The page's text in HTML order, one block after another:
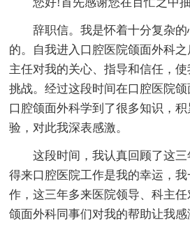
辞职信。我是怀着十分复杂
的。自我进入口腔医院颌面外科
主任对我的关心、指导和信任，
挑战。经过这段时间在口腔医院
口腔颌面外科学到了很多知识，
验，对此我深表感激。
这段时间，我认真回顾了这
得来口腔医院工作是我的幸运，
作，这三年多来医院领导、科主任
颌面外科同事们对我的帮助让我